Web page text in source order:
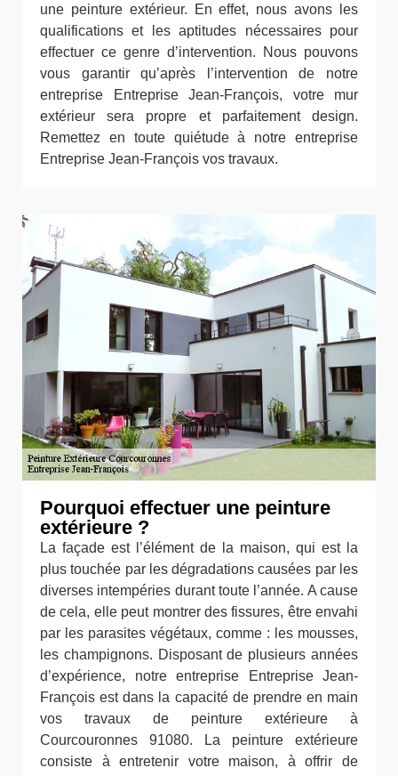
une peinture extérieur. En effet, nous avons les
qualifications et les aptitudes nécessaires pour
effectuer ce genre d’intervention. Nous pouvons
vous garantir qu’après l’intervention de notre
entreprise Entreprise Jean-François, votre mur
extérieur sera propre et parfaitement design.
Remettez en toute quiétude à notre entreprise
Entreprise Jean-François vos travaux.
Pourquoi effectuer une peinture
extérieure ?
La façade est l’élément de la maison, qui est la
plus touchée par les dégradations causées par les
diverses intempéries durant toute l’année. A cause
de cela, elle peut montrer des fissures, être envahi
par les parasites végétaux, comme : les mousses,
les champignons. Disposant de plusieurs années
d’expérience, notre entreprise Entreprise Jean-
François est dans la capacité de prendre en main
vos travaux de peinture extérieure à
Courcouronnes 91080. La peinture extérieure
consiste à entretenir votre maison, à offrir de